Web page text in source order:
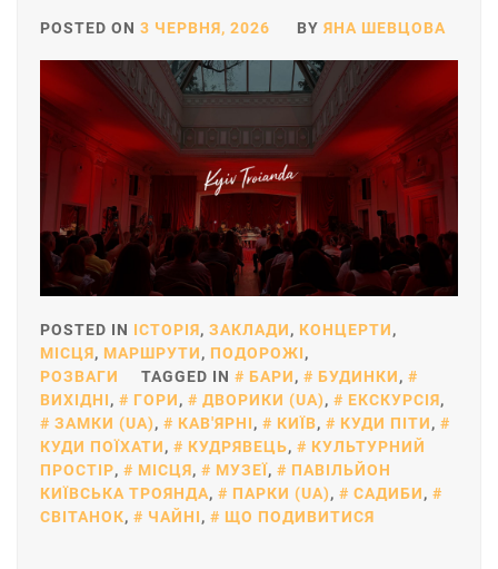
POSTED ON 3 ЧЕРВНЯ, 2026 BY ЯНА ШЕВЦОВА
POSTED IN ІСТОРІЯ, ЗАКЛАДИ, КОНЦЕРТИ,
МІСЦЯ, МАРШРУТИ, ПОДОРОЖІ,
РОЗВАГИ
TAGGED IN БАРИ, БУДИНКИ,
ВИХІДНІ, ГОРИ, ДВОРИКИ (UA), ЕКСКУРСІЯ,
ЗАМКИ (UA), КАВ'ЯРНІ, КИЇВ, КУДИ ПІТИ,
КУДИ ПОЇХАТИ, КУДРЯВЕЦЬ,
КУЛЬТУРНИЙ
ПРОСТІР, МІСЦЯ, МУЗЕЇ,
ПАВІЛЬЙОН
КИЇВСЬКА ТРОЯНДА, ПАРКИ (UA), САДИБИ,
СВІТАНОК, ЧАЙНІ, ЩО ПОДИВИТИСЯ